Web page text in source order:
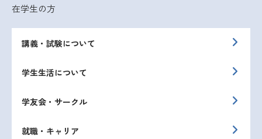
在学生の方
講義・試験について
学生生活について
学友会・サークル
就職・キャリア